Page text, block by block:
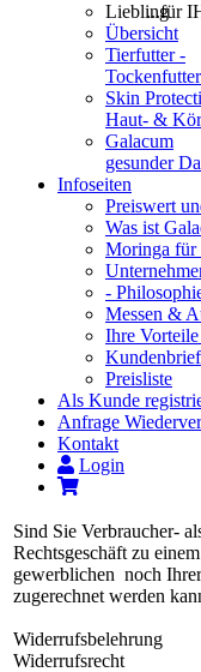
...für
Übersicht
Tierfutter -
Skin
Haut- &
Galacum
gesunder
Infoseiten
Preiswert
Was ist
Moringa
-
Messen &
Ihre
Kundenbrief
Preisliste
Als Kunde
Anfrage
Kontakt
Login
Sind Sie Verbraucher-
Rechtsgeschäft zu
gewerblichen noch
zugerechnet werden
Widerrufsbelehrung
Widerrufsrecht